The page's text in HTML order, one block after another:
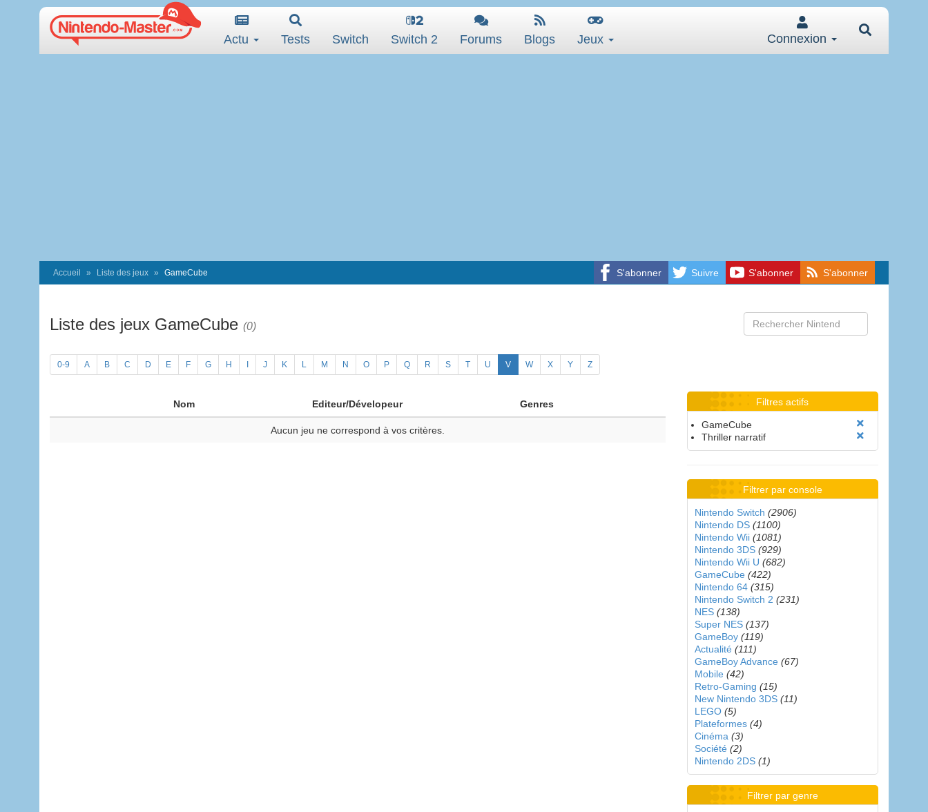
Actu Tests Switch Switch 2 Forums Blogs Jeux Connexion
S'abonner Suivre S'abonner S'abonner
Accueil Liste des jeux GameCube
Liste des jeux GameCube (0)
0-9 A B C D E F G H J K L M N O P Q R S T U V W X Y Z
Nom Editeur/Dévelopeur Genres
Aucun jeu ne correspond à vos critères.
Filtres actifs
GameCube
Thriller narratif
Filtrer par console
Nintendo Switch (2906)
Nintendo DS (1100)
Nintendo Wii (1081)
Nintendo 3DS (929)
Nintendo Wii U (682)
GameCube (422)
Nintendo 64 (315)
Nintendo Switch 2 (231)
NES (138)
Super NES (137)
GameBoy (119)
Actualité (111)
GameBoy Advance (67)
Mobile (42)
Retro-Gaming (15)
New Nintendo 3DS (11)
LEGO (5)
Plateformes (4)
Cinéma (3)
Société (2)
Nintendo 2DS (1)
Filtrer par genre